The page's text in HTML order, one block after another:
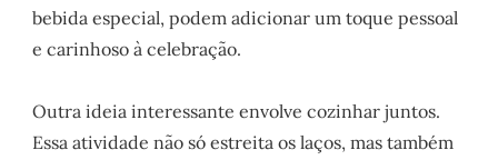
bebida especial, podem adicionar um toque pessoal
e carinhoso à celebração.
Outra ideia interessante envolve cozinhar juntos.
Essa atividade não só estreita os laços, mas também